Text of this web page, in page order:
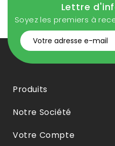
Lettre
Soyez les premiers à
Produits
Notre Société
Votre Compte